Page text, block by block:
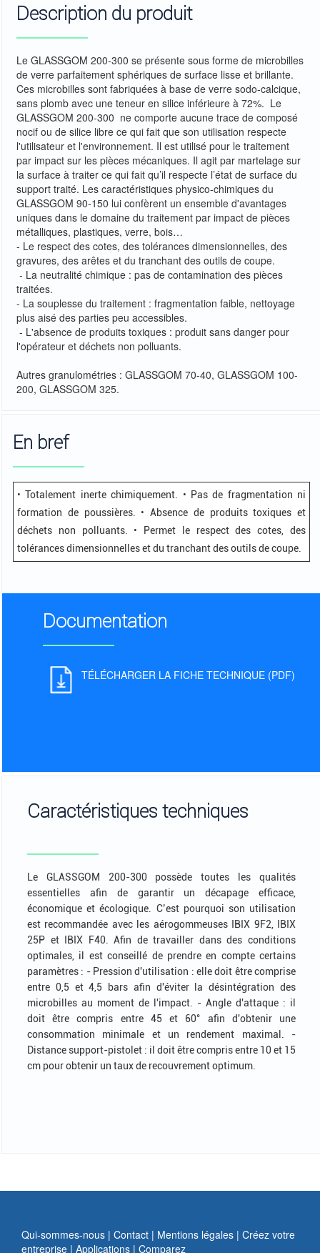
Description du produit
Le GLASSGOM 200-300 se présente sous forme de microbilles
de verre parfaitement sphériques de surface lisse et brillante.
Ces microbilles sont fabriquées à base de verre sodo-calcique,
sans plomb avec une teneur en silice inférieure à 72%. Le
GLASSGOM 200-300 ne comporte aucune trace de composé
nocif ou de silice libre ce qui fait que son utilisation respecte
l'utilisateur et l'environnement. Il est utilisé pour le traitement
par impact sur les pièces mécaniques. Il agit par martelage sur
la surface à traiter ce qui fait qu’il respecte l’état de surface du
support traité. Les caractéristiques physico-chimiques du
GLASSGOM 90-150 lui confèrent un ensemble d'avantages
uniques dans le domaine du traitement par impact de pièces
métalliques, plastiques, verre, bois…
- Le respect des cotes, des tolérances dimensionnelles, des
gravures, des arêtes et du tranchant des outils de coupe.
- La neutralité chimique : pas de contamination des pièces
traitées.
- La souplesse du traitement : fragmentation faible, nettoyage
plus aisé des parties peu accessibles.
- L'absence de produits toxiques : produit sans danger pour
l'opérateur et déchets non polluants.
Autres granulométries : GLASSGOM 70-40, GLASSGOM 100-
200, GLASSGOM 325.
En bref
• Totalement inerte chimiquement. • Pas de fragmentation ni
formation de poussières. • Absence de produits toxiques et
déchets non polluants. • Permet le respect des cotes, des
tolérances dimensionnelles et du tranchant des outils de coupe.
Documentation
TÉLÉCHARGER LA FICHE TECHNIQUE (PDF)
Caractéristiques techniques
Le GLASSGOM 200-300 possède toutes les qualités
essentielles afin de garantir un décapage efficace,
économique et écologique. C’est pourquoi son utilisation
est recommandée avec les aérogommeuses IBIX 9F2, IBIX
25P et IBIX F40. Afin de travailler dans des conditions
optimales, il est conseillé de prendre en compte certains
paramètres : - Pression d'utilisation : elle doit être comprise
entre 0,5 et 4,5 bars afin d'éviter la désintégration des
microbilles au moment de l'impact. - Angle d'attaque : il
doit être compris entre 45 et 60° afin d'obtenir une
consommation minimale et un rendement maximal. -
Distance support-pistolet : il doit être compris entre 10 et 15
cm pour obtenir un taux de recouvrement optimum.
Qui-sommes-nous | Contact | Mentions légales | Créez votre
entreprise | Applications | Comparez